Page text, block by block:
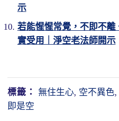
示
若能惺惺常覺，不即不
實受用｜淨空老法師開示
標籤： 無住生心, 空不異色,
即是空